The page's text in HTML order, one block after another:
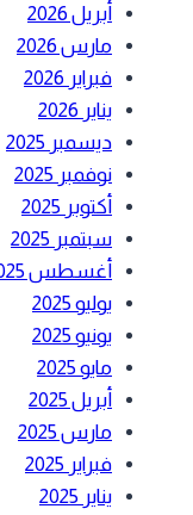
أبريل 2026
مارس 2026
فبراير 2026
يناير 2026
ديسمبر 2025
نوفمبر 2025
أكتوبر 2025
سبتمبر 2025
أغسطس 2025
يوليو 2025
يونيو 2025
مايو 2025
أبريل 2025
مارس 2025
فبراير 2025
يناير 2025